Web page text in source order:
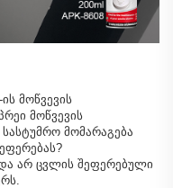
მოწვევის
მოწვევის
მომარაგება
არ ცვლის შეფერებული